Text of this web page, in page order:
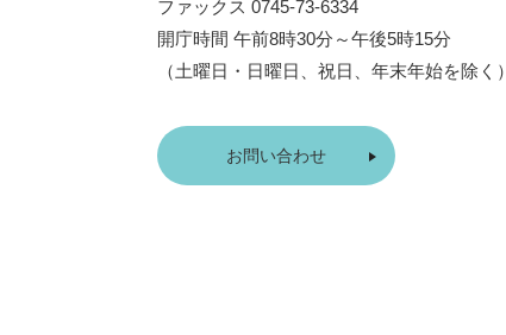
ファックス 0745-73-6334
開庁時間 午前8時30分～午後5時15分
（土曜日・日曜日、祝日、年末年始を除く）
お問い合わせ